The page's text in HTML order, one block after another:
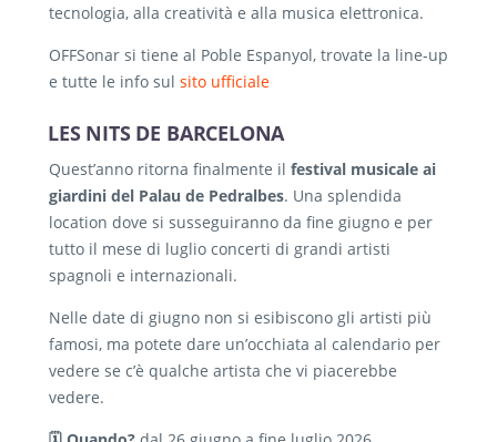
tecnologia, alla creatività e alla musica elettronica.
OFFSonar si tiene al Poble Espanyol, trovate la line-up
e tutte le info sul sito ufficiale
LES NITS DE BARCELONA
Quest’anno ritorna finalmente il festival musicale ai
giardini del Palau de Pedralbes. Una splendida
location dove si susseguiranno da fine giugno e per
tutto il mese di luglio concerti di grandi artisti
spagnoli e internazionali.
Nelle date di giugno non si esibiscono gli artisti più
famosi, ma potete dare un’occhiata al calendario per
vedere se c’è qualche artista che vi piacerebbe
vedere.